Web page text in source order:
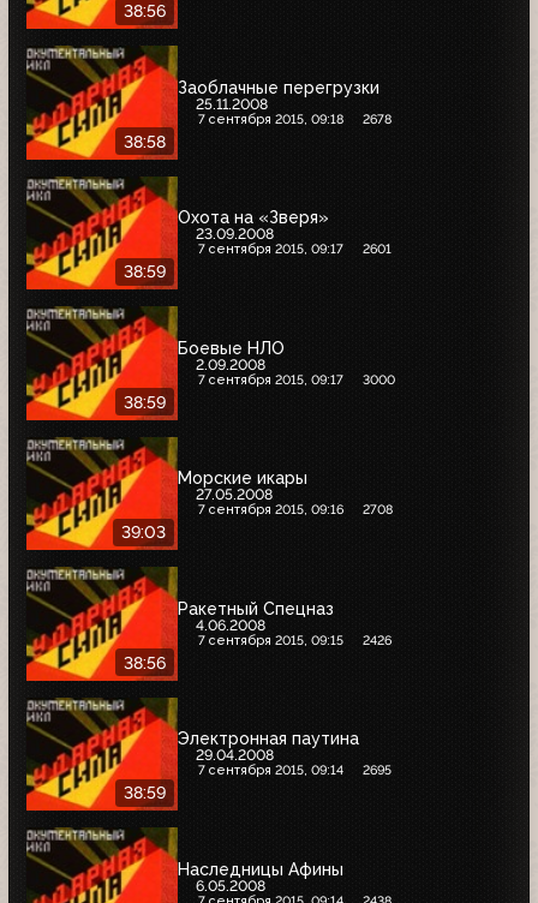
38:56
38:58
Заоблачные перегрузки
25.11.2008
7 сентября 2015, 09:18 2678
38:59
Охота на «Зверя»
23.09.2008
7 сентября 2015, 09:17 2601
38:59
Боевые НЛО
2.09.2008
7 сентября 2015, 09:17 3000
39:03
Морские икары
27.05.2008
7 сентября 2015, 09:16 2708
38:56
Ракетный Спецназ
4.06.2008
7 сентября 2015, 09:15 2426
38:59
Электронная паутина
29.04.2008
7 сентября 2015, 09:14 2695
Наследницы Афины
6.05.2008